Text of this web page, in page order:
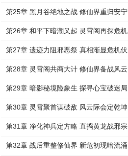
第25章 黑月谷绝地之战 修仙界重归安宁
第26章 和平下暗潮又起 灵霄阁再探危机
第27章 遗迹力阻邪恶祭 真相渐显危机伏
第28章 灵霄阁共商大计 修仙界备战风云
第29章 暗影秘境险象生 探寻心宝破迷局
第30章 灵霄聚首谋破敌 风云际会定乾坤
第31章 净化神兵定方略 直捣黄龙战邪宗
第32章 战后重整修仙界 新危初现暗流涌